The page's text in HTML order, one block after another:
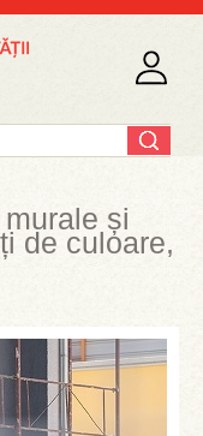
și
de culoare,